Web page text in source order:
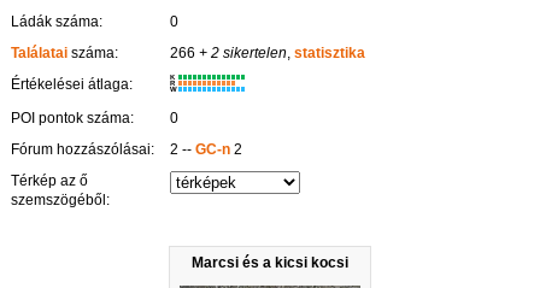
Marcsi és a kicsi kocsi
Ládák száma:
0
Találatai száma: 266 + 2 sikertelen ,statisztika
Értékelései átlaga:
K
R
W
POI pontok száma:
0
Fórum hozzászólásai:
2 --GC-n 2
Térkép az ő
szemszögéből: